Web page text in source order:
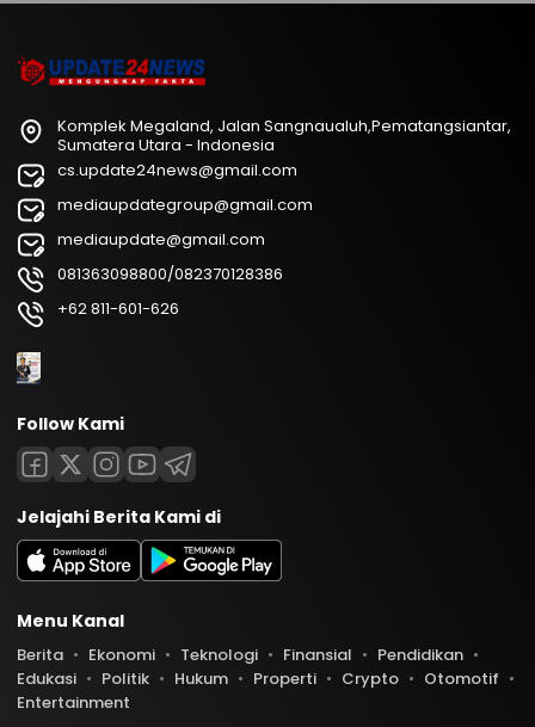
Komplek Megaland, Jalan Sangnaualuh,Pematangsiantar,
Sumatera Utara - Indonesia
cs.update24news@gmail.com
mediaupdategroup@gmail.com
mediaupdate@gmail.com
081363098800/082370128386
+62 811-601-626
Follow Kami
Jelajahi Berita Kami di
Menu Kanal
Berita Ekonomi Teknologi Finansial
Pendidikan
Edukasi
Politik Hukum Properti Crypto
Otomotif
Entertainment